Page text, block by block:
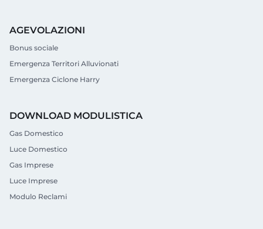
AGEVOLAZIONI
Bonus sociale
Emergenza Territori Alluvionati
Emergenza Ciclone Harry
DOWNLOAD MODULISTICA
Gas Domestico
Luce Domestico
Gas Imprese
Luce Imprese
Modulo Reclami